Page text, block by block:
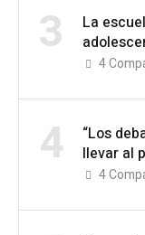
3
La
4
4
“Los
llevar al
4